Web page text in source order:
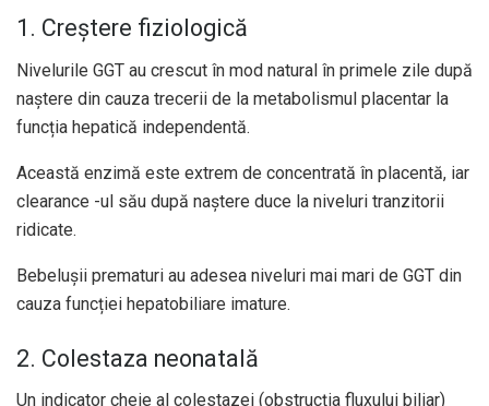
1. Creștere fiziologică
Nivelurile GGT au crescut în mod natural în primele zile după
naștere din cauza trecerii de la metabolismul placentar la
funcția hepatică independentă.
Această enzimă este extrem de concentrată în placentă, iar
clearance -ul său după naștere duce la niveluri tranzitorii
ridicate.
Bebelușii prematuri au adesea niveluri mai mari de GGT din
cauza funcției hepatobiliare imature.
2. Colestaza neonatală
Un indicator cheie al colestazei (obstrucția fluxului biliar)